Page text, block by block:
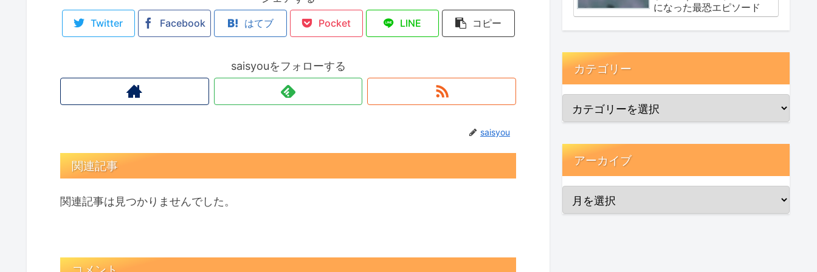
Twitter Facebook はてブ Pocket LINE コピー
saisyouをフォローする
saisyou
関連記事
関連記事は見つかりませんでした。
になった最恐エピソード
カテゴリー
アーカイブ